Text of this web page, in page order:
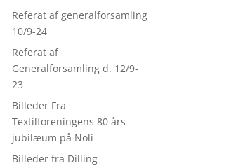
Referat af generalforsamling
10/9-24
Referat af
Generalforsamling d. 12/9-
23
Billeder Fra
Textilforeningens 80 års
jubilæum på Noli
Billeder fra Dilling